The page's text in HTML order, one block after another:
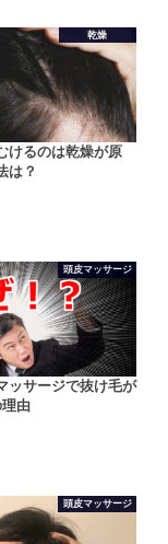
乾燥
けるのは乾燥が原
は？
頭皮マッサージ
ッサージで抜け毛が
由
頭皮マッサージ